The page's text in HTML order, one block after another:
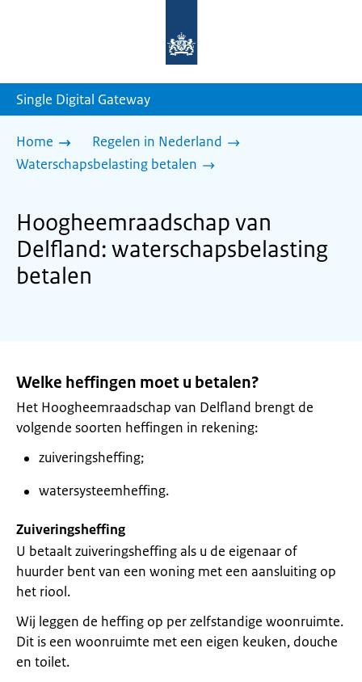
homepage
Single Digital Gateway
Home
Regelen in Nederland
Waterschapsbelasting betalen
Hoogheemraadschap van
Delfland: waterschapsbelasting
betalen
Welke heffingen moet u betalen?
Het Hoogheemraadschap van Delfland brengt de
volgende soorten heffingen in rekening:
zuiveringsheffing;
watersysteemheffing.
Zuiveringsheffing
U betaalt zuiveringsheffing als u de eigenaar of
huurder bent van een woning met een aansluiting op
het riool.
Wij leggen de heffing op per zelfstandige woonruimte.
Dit is een woonruimte met een eigen keuken, douche
en toilet.